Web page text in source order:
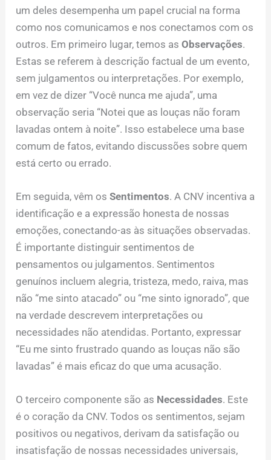
um deles desempenha um papel crucial na forma
como nos comunicamos e nos conectamos com os
outros. Em primeiro lugar, temos asObservações.
Estas se referem à descrição factual de um evento,
sem julgamentos ou interpretações. Por exemplo,
em vez de dizer “Você nunca me ajuda”, uma
observação seria “Notei que as louças não foram
lavadas ontem à noite”. Isso estabelece uma base
comum de fatos, evitando discussões sobre quem
está certo ou errado.
Em seguida, vêm osSentimentos. A CNV incentiva a
identificação e a expressão honesta de nossas
emoções, conectando-as às situações observadas.
É importante distinguir sentimentos de
pensamentos ou julgamentos. Sentimentos
genuínos incluem alegria, tristeza, medo, raiva, mas
não “me sinto atacado” ou “me sinto ignorado”, que
na verdade descrevem interpretações ou
necessidades não atendidas. Portanto, expressar
“Eu me sinto frustrado quando as louças não são
lavadas” é mais eficaz do que uma acusação.
O terceiro componente são as Necessidades. Este
é o coração da CNV. Todos os sentimentos, sejam
positivos ou negativos, derivam da satisfação ou
insatisfação de nossas necessidades universais,